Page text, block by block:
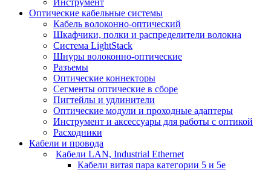
Оптические кабельные системы
Кабель волоконно-оптический
Шкафчики, полки и распределители волокна
Система LightStack
Шнуры волоконно-оптические
Разъемы
Оптические коннекторы
Сегменты оптические в сборе
Пигтейлы и удлинители
Оптические модули и проходные адаптеры
Инструмент и аксессуары для работы с оптикой
Расходники
Кабели и провода
Кабели LAN, Industrial Ethernet
Кабели витая пара категории 5 и 5е